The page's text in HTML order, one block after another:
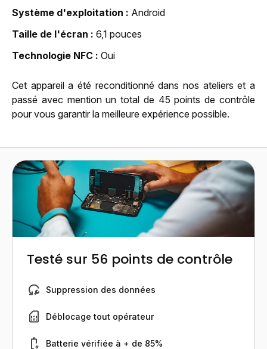
Système d'exploitation
Android
Taille de l'écran
6,1 pouces
Technologie NFC
Oui
Cet appareil a été reconditionné dans nos ateliers et a
passé avec mention un total de 45 points de contrôle
pour vous garantir la meilleure expérience possible.
Testé sur 56 points de contrôle
Suppression des données
Déblocage tout opérateur
Batterie vérifiée à + de 85%